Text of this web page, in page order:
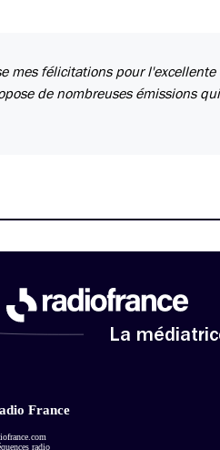
félicitations pour l'excellente
de nombreuses émissions
La
France
radio